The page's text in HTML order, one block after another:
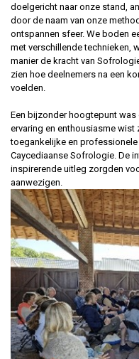
doelgericht naar onze stand,
door de naam van onze
ontspannen sfeer. We boden
met verschillende technieken,
manier de kracht van
zien hoe deelnemers na een
voelden.
Een bijzonder hoogtepunt
ervaring en enthousiasme wist
toegankelijke en professionele
Caycediaanse Sofrologie. De
inspirerende uitleg zorgden
aanwezigen.